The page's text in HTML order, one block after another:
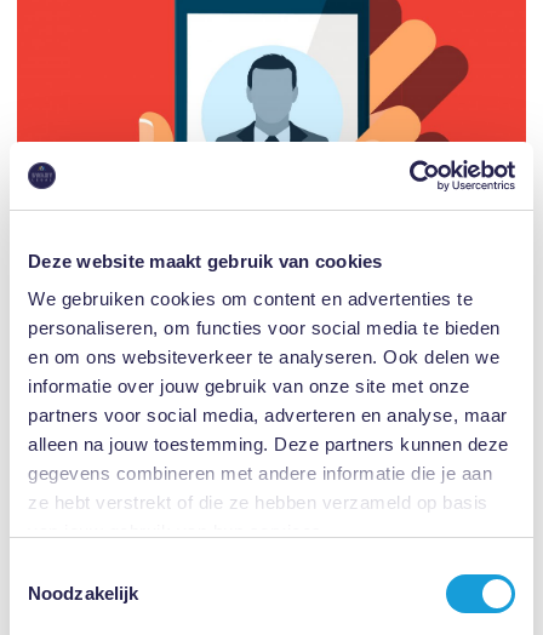
Deze website maakt gebruik van cookies
We gebruiken cookies om content en advertenties te
personaliseren, om functies voor social media te bieden
en om ons websiteverkeer te analyseren. Ook delen we
informatie over jouw gebruik van onze site met onze
partners voor social media, adverteren en analyse, maar
alleen na jouw toestemming. Deze partners kunnen deze
gegevens combineren met andere informatie die je aan
ze hebt verstrekt of die ze hebben verzameld op basis
Noodzakelijk
Heb je regelmatig juridisch advies nodig, maar wil je de juridische
kosten beheersen? Neem het Juridisch Abonnement. Zo krijg je
Lees meer